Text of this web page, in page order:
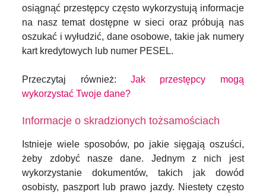
osiągnąć przestępcy często wykorzystują informacje
na nasz temat dostępne w sieci oraz próbują nas
oszukać i wyłudzić, dane osobowe, takie jak numery
kart kredytowych lub numer PESEL.
Przeczytaj również: Jak przestępcy mogą
wykorzystać Twoje dane?
Informacje o skradzionych tożsamościach
Istnieje wiele sposobów, po jakie sięgają oszuści,
żeby zdobyć nasze dane. Jednym z nich jest
wykorzystanie dokumentów, takich jak dowód
osobisty, paszport lub prawo jazdy. Niestety często